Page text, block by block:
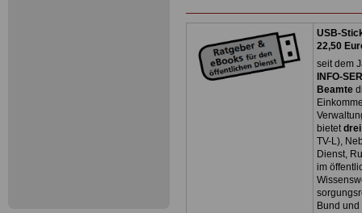
USB-
22,50
seit dem
INFO-
Beamte
bietet
TV-L),
Dienst,
im
Bund